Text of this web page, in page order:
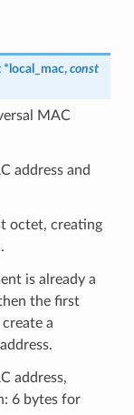
* local_mac, const
MAC
address and
octet, creating
is already a
the first
a
address,
6 bytes for